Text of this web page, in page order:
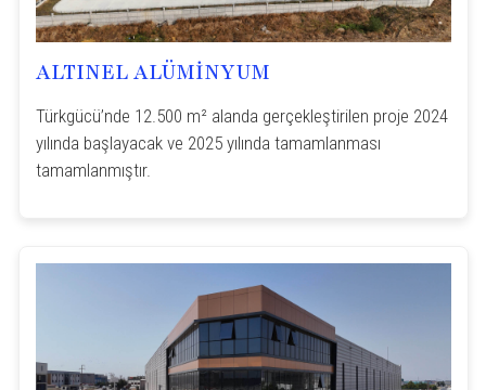
ALTINEL ALÜMİNYUM
Türkgücü’nde 12.500 m² alanda gerçekleştirilen proje 2024
yılında başlayacak ve 2025 yılında tamamlanması
tamamlanmıştır.